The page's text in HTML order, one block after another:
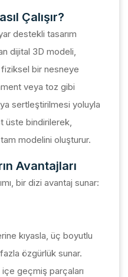
Çalışır?
destekli tasarım
dijital 3D modeli,
bir nesneye
veya toz gibi
sertleştirilmesi yoluyla
üste bindirilerek,
modelini oluşturur.
Avantajları
bir dizi avantaj sunar:
kıyasla, üç boyutlu
fazla özgürlük sunar.
geçmiş parçaları